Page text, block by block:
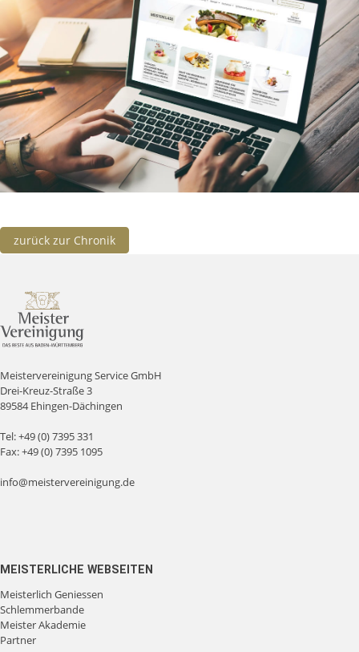
zurück zur Chronik
Meistervereinigung Service GmbH
Drei-Kreuz-Straße 3
89584 Ehingen-Dächingen
Tel:+49 (0) 7395 331
Fax: +49 (0) 7395 1095
info@meistervereinigung.de
MEISTERLICHE WEBSEITEN
Meisterlich Geniessen
Schlemmerbande
Meister Akademie
Partner